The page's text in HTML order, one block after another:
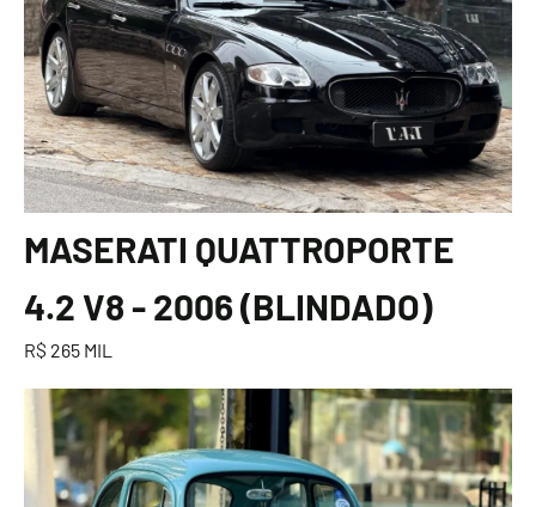
MASERATI QUATTROPORTE
4.2 V8 - 2006 (BLINDADO)
R$ 265 MIL